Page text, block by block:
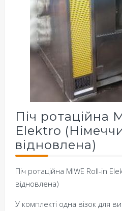
Піч ротаційна
Elektro
відновлена)
Піч ротаційна MIWE Roll-in
відновлена)
У комплекті одна візок для